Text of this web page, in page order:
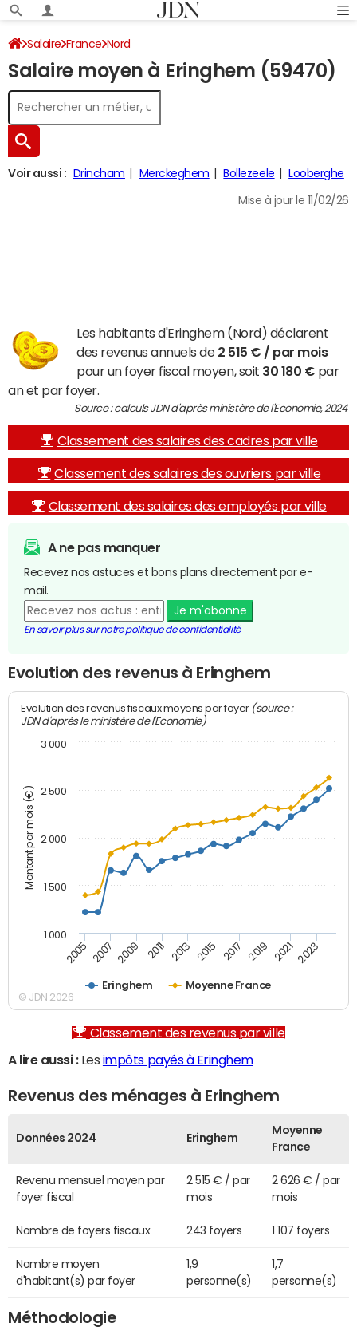
Salaire France Nord
Salaire moyen à Eringhem (59470)
Voir aussi : Drincham Merckeghem Bollezeele Looberghe
Mise à jour le 11/02/26
Les habitants d'Eringhem (Nord) déclarent
des revenus annuels de 2 515 € / par mois
pour un foyer fiscal moyen, soit 30 180 € par
an et par foyer.
Source : calculs JDN d'après ministère de l'Economie, 2024
Classement des salaires des cadres par ville
Classement des salaires des ouvriers par ville
Classement des salaires des employés par ville
A ne pas manquer
Recevez nos astuces et bons plans directement par e-
mail.
Je m'abonne
En savoir plus sur notre politique de confidentialité
Evolution des revenus à Eringhem
Montant par mois (€)
Evolution des revenus fiscaux moyens par foyer (source :
JDN d'après le ministère de l'Economie)
Eringhem Moyenne France
2005 2007 2009 2011 2013 2015 2017 2019 2021 2023
1 000
1 500
2 000
2 500
3 000
© JDN 2026
Classement des revenus par ville
A lire aussi :Les impôts payés à Eringhem
Revenus des ménages à Eringhem
Données 2024 Eringhem
Moyenne
France
Revenu mensuel moyen par
foyer fiscal
2 515 € / par
mois
2 626 € / par
mois
Nombre de foyers fiscaux 243 foyers 1 107 foyers
Nombre moyen
d'habitant(s) par foyer
1,9
personne(s)
1,7
personne(s)
Méthodologie